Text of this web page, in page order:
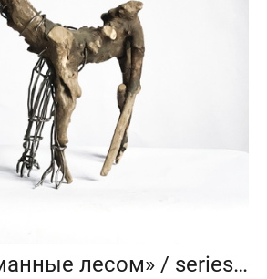
серия «пойманные лесом» / series «Caught by the Forest»